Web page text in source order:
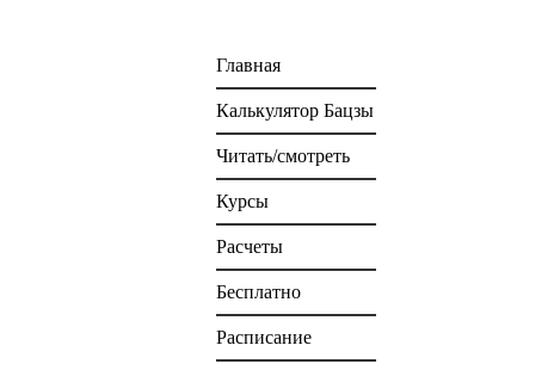
Главная
Калькулятор Бацзы
Читать/смотреть
Курсы
Расчеты
Бесплатно
Расписание